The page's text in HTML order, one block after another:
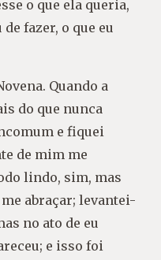
o que ela queria,
fazer, o que eu
Quando a
do que nunca
e fiquei
de mim me
lindo, sim, mas
abraçar; levantei-
no ato de eu
e isso foi